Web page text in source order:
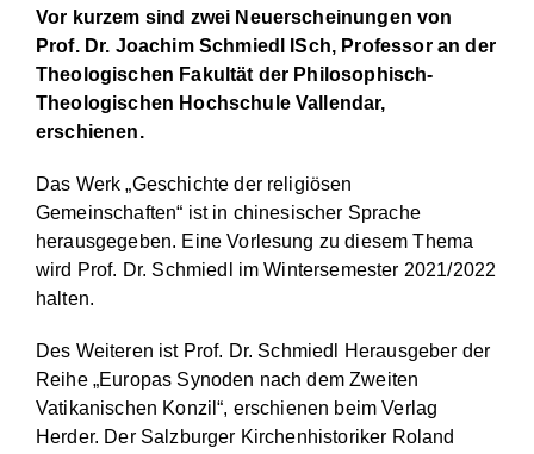
Vor kurzem sind zwei Neuerscheinungen von
Prof. Dr. Joachim Schmiedl ISch, Professor an der
Theologischen Fakultät der Philosophisch-
Theologischen Hochschule Vallendar,
erschienen.
Das Werk „Geschichte der religiösen
Gemeinschaften“ ist in chinesischer Sprache
herausgegeben. Eine Vorlesung zu diesem Thema
wird Prof. Dr. Schmiedl im Wintersemester 2021/2022
halten.
Des Weiteren ist Prof. Dr. Schmiedl Herausgeber der
Reihe „Europas Synoden nach dem Zweiten
Vatikanischen Konzil“, erschienen beim Verlag
Herder. Der Salzburger Kirchenhistoriker Roland